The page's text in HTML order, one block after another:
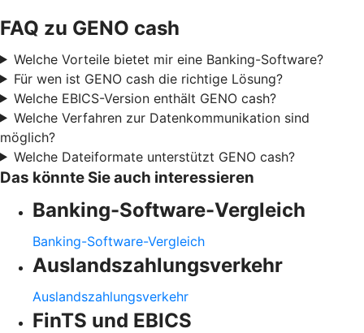
FAQ zu GENO cash
Welche Vorteile bietet mir eine Banking-Software?
Für wen ist GENO cash die richtige Lösung?
Welche EBICS-Version enthält GENO cash?
Welche Verfahren zur Datenkommunikation sind
möglich?
Welche Dateiformate unterstützt GENO cash?
Das könnte Sie auch interessieren
Banking-Software-Vergleich
Banking-Software-Vergleich
Auslandszahlungsverkehr
Auslandszahlungsverkehr
FinTS und EBICS